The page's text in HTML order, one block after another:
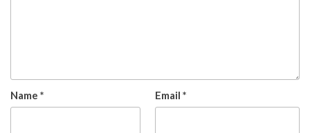
Name * Email *